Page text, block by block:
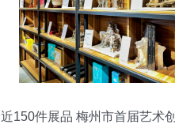
近150件展品 梅州市首届艺术